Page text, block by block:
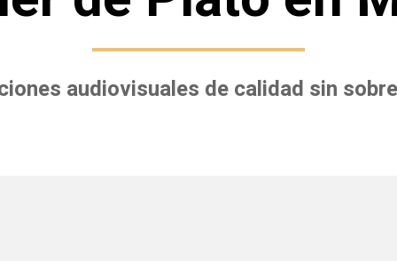
audiovisuales de calidad sin